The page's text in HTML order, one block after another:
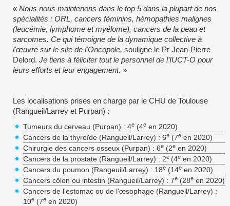
« Nous nous maintenons dans le top 5 dans la plupart de nos
spécialités : ORL, cancers féminins, hémopathies malignes
(leucémie, lymphome et myélome), cancers de la peau et
sarcomes. Ce qui témoigne de la dynamique collective à
l'œuvre sur le site de l'Oncopole, souligne le Pr Jean-Pierre
Delord. Je tiens à féliciter tout le personnel de l’IUCT-O pour
leurs efforts et leur engagement. »
Les localisations prises en charge par le CHU de Toulouse
(Rangueil/Larrey et Purpan) :
Tumeurs du cerveau (Purpan) : 4e (4e en 2020)
Cancers de la thyroïde (Rangueil/Larrey) : 6e (7e en 2020)
Chirurgie des cancers osseux (Purpan) : 6e (2e en 2020)
Cancers de la prostate (Rangueil/Larrey) : 2e (4e en 2020)
Cancers du poumon (Rangeuil/Larrey) : 18e (14e en 2020)
Cancers côlon ou intestin (Rangueil/Larrey) : 7e (28e en 2020)
Cancers de l'estomac ou de l'œsophage (Rangueil/Larrey) :
10e (7e en 2020)